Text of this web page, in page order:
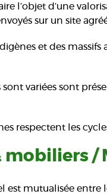
l’objet d’une
sur un site
et des
sont variées sont
respectent les
mobiliers /
est mutualisée